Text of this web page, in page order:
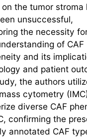
the tumor stroma
unsuccessful,
the necessity
of CAF
and its
and patient
the authors
cytometry
diverse CAF
confirming the
annotated CAF